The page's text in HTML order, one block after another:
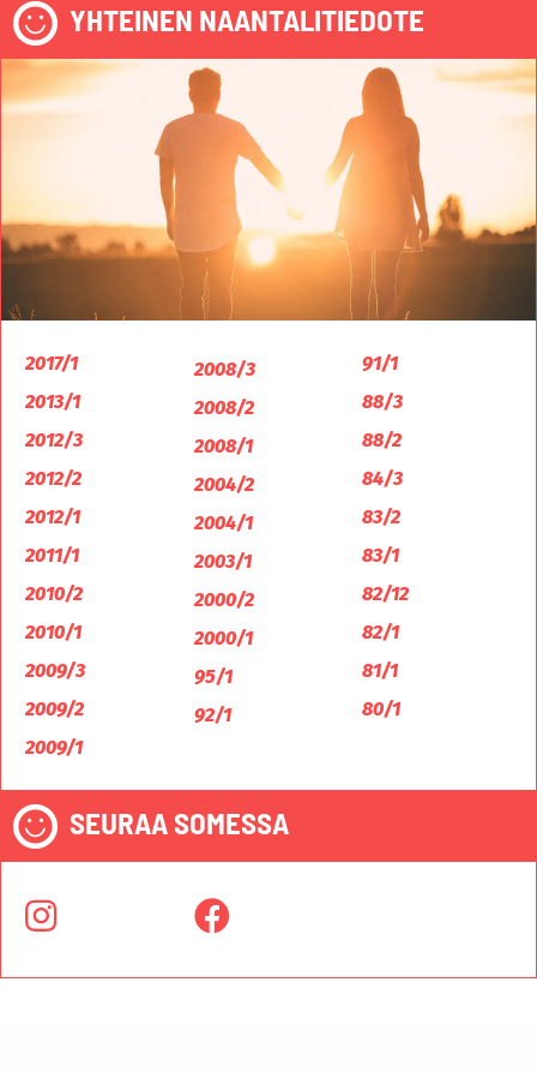
YHTEINEN NAANTALITIEDOTE
2017/1
2013/1
2012/3
2012/2
2012/1
2011/1
2010/2
2010/1
2009/3
2009/2
2009/1
2008/3
2008/2
2008/1
2004/2
2004/1
2003/1
2000/2
2000/1
95/1
92/1
91/1
88/3
88/2
84/3
83/2
83/1
82/12
82/1
81/1
80/1
SEURAA SOMESSA